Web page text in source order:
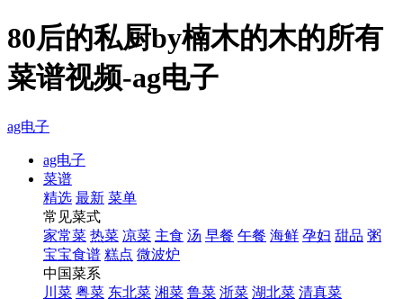
80后的私厨by楠木的木的所有
菜谱视频-ag电子
ag电子
ag电子
菜谱
精选 最新 菜单
常见菜式
家常菜 热菜 凉菜 主食 汤 早餐 午餐 海鲜 孕妇 甜品 粥
宝宝食谱 糕点 微波炉
中国菜系
川菜 粤菜 东北菜 湘菜 鲁菜 浙菜 湖北菜 清真菜